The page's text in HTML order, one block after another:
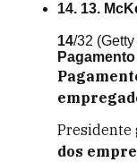
14. 13.
14/32
Presidente
dos